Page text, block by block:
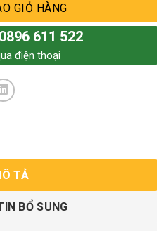
GIỎ HÀNG
611 522
điện thoại
TẢ
BỔ SUNG